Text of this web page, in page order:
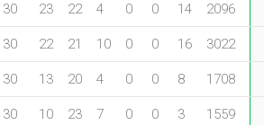
30 23 22 4 0 0 14 2096
30 22 21 10 0 0 16 3022
30 13 20 4 0 0 8 1708
30 10 23 7 0 0 3 1559